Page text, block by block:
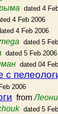
dated 4
4 Feb 2006
4 Feb 2006
dated 5
dated 5 Feb 2006
dated 04
с
2006
from
dated 5